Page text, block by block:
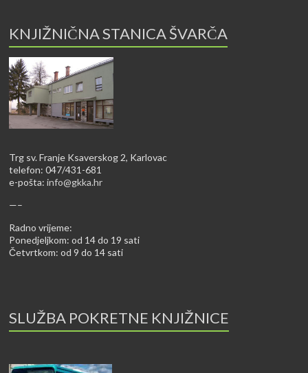
KNJIŽNIČNA STANICA ŠVARČA
Trg sv. Franje Ksaverskog 2, Karlovac
telefon: 047/431-681
e-pošta:info@gkka.hr
—–
Radno vrijeme:
Ponedjeljkom: od 14 do 19 sati
Četvrtkom: od 9 do 14 sati
SLUŽBA POKRETNE KNJIŽNICE